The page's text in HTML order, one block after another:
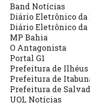
Band Notícias
Diário Eletrônico da
Diário Eletrônico da
MP Bahia
O Antagonista
Portal G1
Prefeitura de Ilhéus
Prefeitura de
Prefeitura de
UOL Notícias